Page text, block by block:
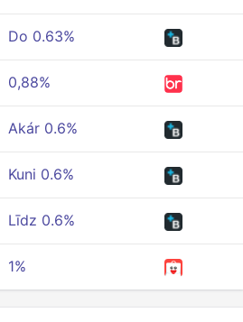
Do 0.63%
0,88%
Akár 0.6%
Kuni 0.6%
Līdz 0.6%
1%